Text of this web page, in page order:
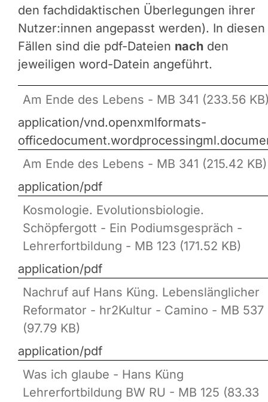
den fachdidaktischen Überlegungen ihrer
Nutzer:innen angepasst werden). In diesen
Fällen sind die pdf-Dateien nach den
jeweiligen word-Datein angeführt.
Am Ende des Lebens - MB 341 (233.56
application/vnd.openxmlformats-
Am Ende des Lebens - MB 341 (215.42 KB)
application/pdf
Kosmologie. Evolutionsbiologie.
Schöpfergott - Ein Podiumsgespräch -
Lehrerfortbildung - MB 123 (171.52 KB)
application/pdf
Nachruf auf Hans Küng. Lebenslänglicher
Reformator - hr2Kultur - Camino - MB 537
(97.79 KB)
application/pdf
Was ich glaube - Hans Küng
Lehrerfortbildung BW RU - MB 125 (83.33